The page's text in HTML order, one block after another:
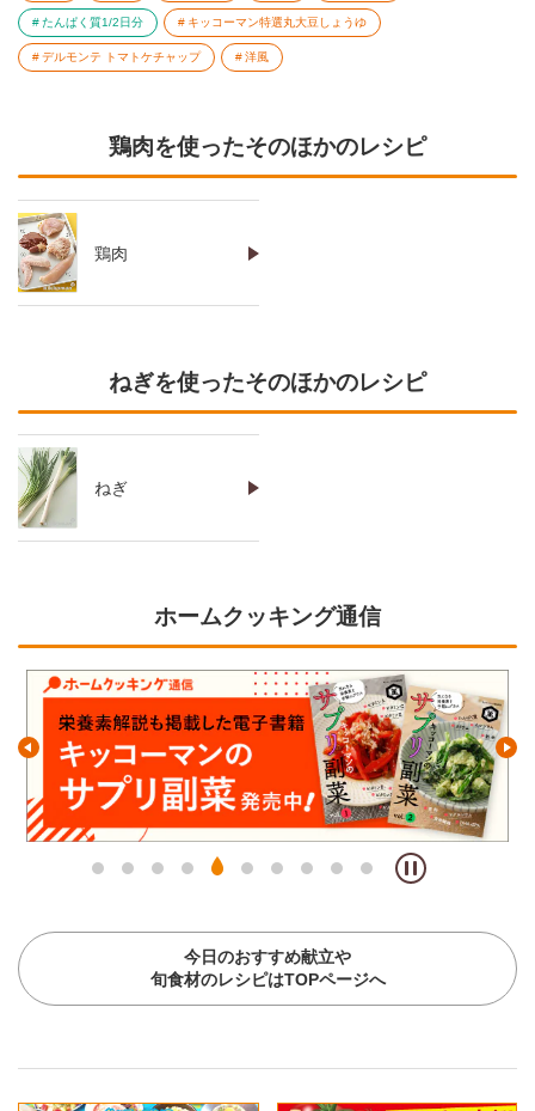
たんぱく質1/2日分 キッコーマン特選丸大豆しょうゆ
デルモンテ トマトケチャップ 洋風
鶏肉を使ったそのほかのレシピ
鶏肉
ねぎを使ったそのほかのレシピ
ねぎ
ホームクッキング通信
今日のおすすめ献立や
旬食材のレシピはTOPページへ